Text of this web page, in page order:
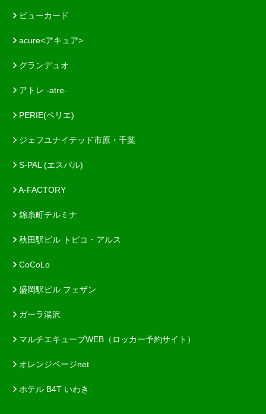
ビューカード
acure<アキュア>
グランデュオ
アトレ -atre-
PERIE(ペリエ)
ジェフユナイテッド市原・千葉
S-PAL (エスパル)
A-FACTORY
錦糸町テルミナ
秋田駅ビル トピコ・アルス
CoCoLo
盛岡駅ビル フェザン
ガーラ湯沢
マルチエキューブWEB（ロッカー予約サイト）
オレンジページnet
ホテル B4T いわき